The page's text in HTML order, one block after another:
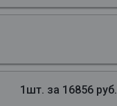
1шт. за 16856 руб.